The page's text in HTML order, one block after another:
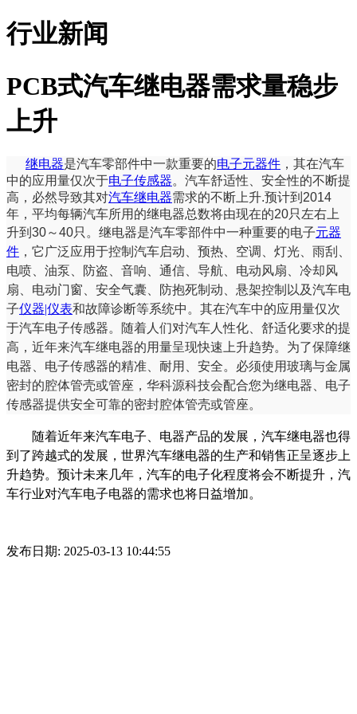
行业新闻
PCB式汽车继电器需求量稳步
上升
继电器是汽车零部件中一款重要的电子元器件 ，其在汽车
中的应用量仅次于电子传感器。汽车舒适性、安全性的不断提
高，必然导致其对汽车继电器需求的不断上升.预计到2014
年，平均每辆汽车所用的继电器总数将由现在的20只左右上
升到30～40只。 继电器是汽车零部件中一种重要的电子元器
件 ，它广泛应用于控制汽车启动、预热、空调、灯光、雨刮、
电喷、油泵、防盗、音响、通信、导航、电动风扇、冷却风
扇、电动门窗、安全气囊、防抱死制动、悬架控制以及汽车电
子仪器|仪表和故障诊断等系统中。其在汽车中的应用量仅次
于汽车电子传感器。随着人们对汽车人性化、舒适化要求的提
高，近年来汽车继电器的用量呈现快速上升趋势。为了保障继
电器、电子传感器的精准、耐用、安全。必须使用玻璃与金属
密封的腔体管壳或管座，华科源科技会配合您为继电器、电子
传感器提供安全可靠的密封腔体管壳或管座。
随着近年来汽车电子、电器产品的发展，汽车继电器也得
到了跨越式的发展，世界汽车继电器的生产和销售正呈逐步上
升趋势。预计未来几年，汽车的电子化程度将会不断提升，汽
车行业对汽车电子电器的需求也将日益增加。
发布日期: 2025-03-13 10:44:55